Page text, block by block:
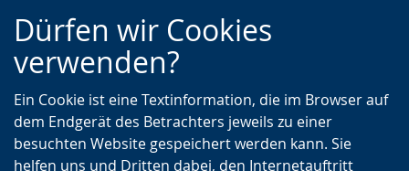
Zur
Hauptnavigation
Zur
Seitennavigation
Zum
Inhalt
Dürfen wir Cookies
verwenden?
Ein Cookie ist eine Textinformation, die im Browser auf
dem Endgerät des Betrachters jeweils zu einer
besuchten Website gespeichert werden kann. Sie
helfen uns und Dritten dabei, den Internetauftritt